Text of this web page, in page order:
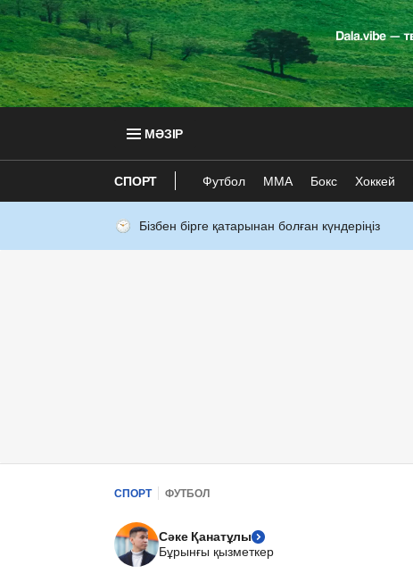
МӘЗІР
СПОРТ Футбол ММА Бокс Хоккей
Бізбен бірге қатарынан болған күндеріңіз
СПОРТ ФУТБОЛ
Сәке Қанатұлы
Бұрынғы қызметкер